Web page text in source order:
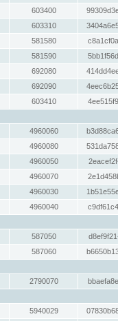
603400
603310
581580
581590
692080
692090
603410
4960060
4960080
4960050
4960070
4960030
4960040
587050
587060
2790070
5940029